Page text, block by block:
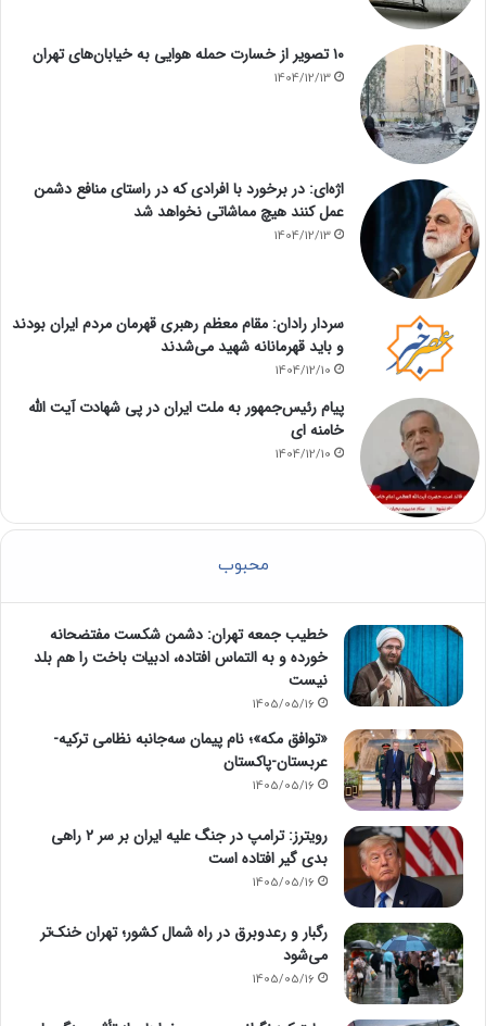
۱۰ تصویر از خسارت حمله هوایی به خیابان‌های تهران
1404/12/13
اژه‌ای: در برخورد با افرادی که در راستای منافع دشمن
عمل کنند هیچ مماشاتی نخواهد شد
1404/12/13
سردار رادان: مقام معظم رهبری قهرمان مردم ایران بودند
و باید قهرمانانه شهید می‌شدند
1404/12/10
پیام رئیس‌جمهور به ملت ایران در پی شهادت آیت الله
خامنه ای
1404/12/10
محبوب
خطیب جمعه تهران: دشمن شکست مفتضحانه
خورده و به التماس افتاده، ادبیات باخت را هم بلد
نیست
1405/05/16
«توافق مکه»؛ نام پیمان سه‌جانبه نظامی ترکیه-
عربستان-پاکستان
1405/05/16
رویترز: ترامپ در جنگ علیه ایران بر سر ۲ راهی
بدی گیر افتاده است
1405/05/16
رگبار و رعدوبرق در راه شمال کشور؛ تهران خنک‌تر
می‌شود
1405/05/16